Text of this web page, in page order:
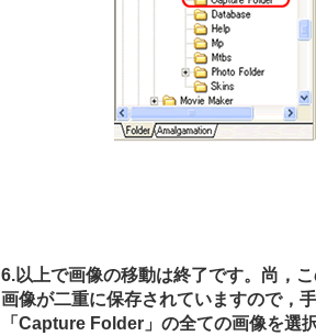
6.以上で画像の移動は終了です。尚，
画像が二重に保存されていますので，
「Capture Folder」の全ての画像を選